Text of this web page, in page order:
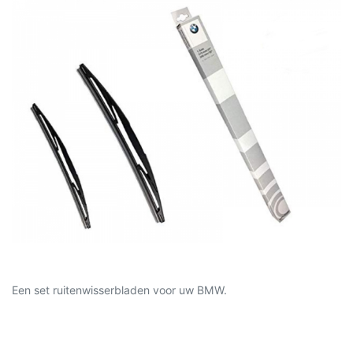
Een set ruitenwisserbladen voor uw BMW.